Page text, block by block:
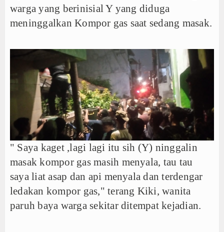
warga yang berinisial Y yang diduga
meninggalkan Kompor gas saat sedang masak.
" Saya kaget ,lagi lagi itu sih (Y) ninggalin
masak kompor gas masih menyala, tau tau
saya liat asap dan api menyala dan terdengar
ledakan kompor gas," terang Kiki, wanita
paruh baya warga sekitar ditempat kejadian.